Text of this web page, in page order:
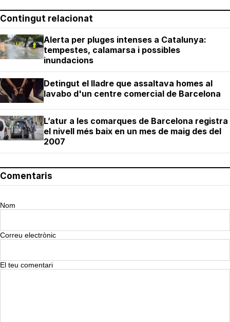
Contingut relacionat
Alerta per pluges intenses a Catalunya:
tempestes, calamarsa i possibles
inundacions
Detingut el lladre que assaltava homes al
lavabo d'un centre comercial de Barcelona
L’atur a les comarques de Barcelona registra
el nivell més baix en un mes de maig des del
2007
Comentaris
Nom
Correu electrònic
El teu comentari